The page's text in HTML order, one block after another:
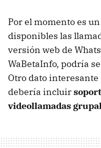
Por el momento es
disponibles las
versión web de
WaBetaInfo, podría
Otro dato
debería incluir
videollamadas